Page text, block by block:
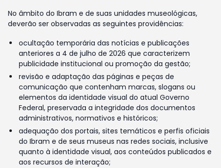
No âmbito do Ibram e de suas unidades museológicas,
deverão ser observadas as seguintes providências:
ocultação temporária das notícias e publicações
anteriores a 4 de julho de 2026 que caracterizem
publicidade institucional ou promoção da gestão;
revisão e adaptação das páginas e peças de
comunicação que contenham marcas, slogans ou
elementos da identidade visual do atual Governo
Federal, preservada a integridade dos documentos
administrativos, normativos e históricos;
adequação dos portais, sites temáticos e perfis oficiais
do Ibram e de seus museus nas redes sociais, inclusive
quanto à identidade visual, aos conteúdos publicados e
aos recursos de interação;